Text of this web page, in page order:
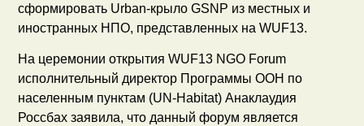
сформировать Urban-крыло GSNP из местных и
иностранных НПО, представленных на WUF13.
На церемонии открытия WUF13 NGO Forum
исполнительный директор Программы ООН по
населенным пунктам (UN-Habitat) Анаклаудия
Россбах заявила, что данный форум является